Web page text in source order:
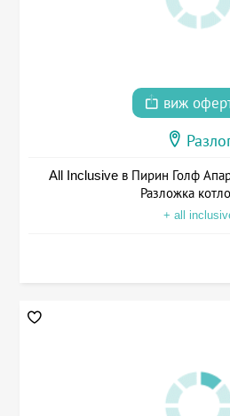
виж
All Inclusive в Пирин Голф
Разложка
+ all